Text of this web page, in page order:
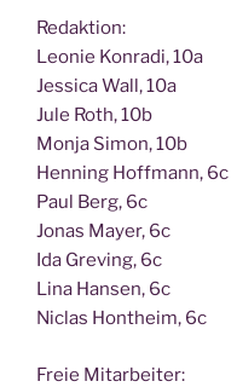
Redak­ti­on:
Leo­nie Kon­ra­di, 10a
Jes­si­ca Wall, 10a
Jule Roth, 10b
Mon­ja Simon, 10b
Hen­ning Hoff­mann, 6c
Paul Berg, 6c
Jonas May­er, 6c
Ida Gre­ving, 6c
Lina Han­sen, 6c
Nic­las Hont­heim, 6c
Freie Mit­ar­bei­ter: